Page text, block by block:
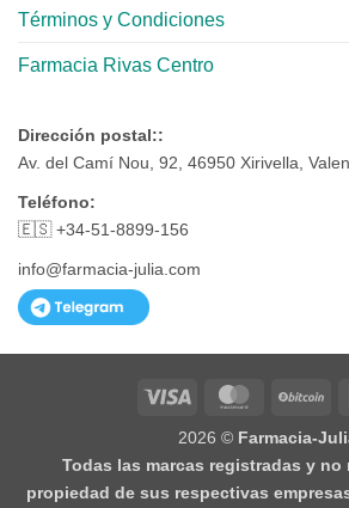
Términos y Condiciones
Farmacia Rivas Centro
Dirección postal::
Av. del Camí Nou, 92, 46950 Xirivella,
Teléfono:
🇪🇸 +34-51-8899-156
info@farmacia-julia.com
Visa MasterCard
2026 © Farmacia-
Todas las marcas registradas y no
propiedad de sus respectivas